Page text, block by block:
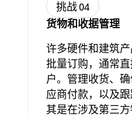
挑战 04
货物和收据管理
许多硬件和建筑
批量订购，通常
户。管理收货、
应商付款，以及
其是在涉及第三